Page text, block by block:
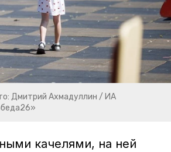
Дмитрий Ахмадуллин / ИА
качелями, на ней